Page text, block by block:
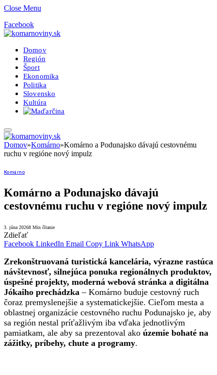
Close Menu
Facebook
Domov
Región
Šport
Ekonomika
Politika
Slovensko
Kultúra
Domov»Komárno»Komárno a Podunajsko dávajú cestovnému
ruchu v regióne nový impulz
Komárno
Komárno a Podunajsko dávajú
cestovnému ruchu v regióne nový impulz
3. júna 20268 Min čítanie
Zdieľať
Facebook LinkedIn Email Copy Link WhatsApp
Zrekonštruovaná turistická kancelária, výrazne rastúca
návštevnosť, silnejúca ponuka regionálnych produktov,
úspešné projekty, moderná webová stránka a digitálna
Jókaiho prechádzka – Komárno buduje cestovný ruch
čoraz premyslenejšie a systematickejšie. Cieľom mesta a
oblastnej organizácie cestovného ruchu Podunajsko je, aby
sa región nestal príťažlivým iba vďaka jednotlivým
pamiatkam, ale aby sa prezentoval ako územie bohaté na
zážitky, príbehy, chute a programy.